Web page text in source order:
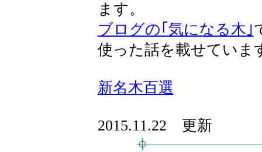
ます。
ブログの｢気になる木｣
使った話を載せていま
新名木百選
2015.11.22 更新